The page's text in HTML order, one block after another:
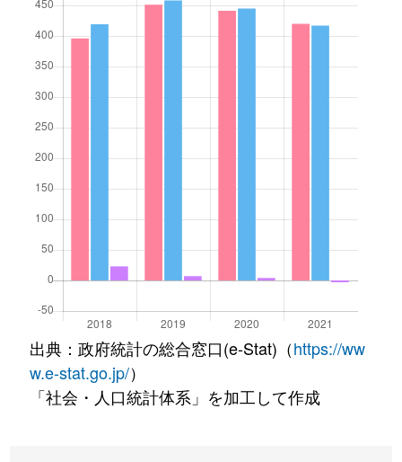
出典：政府統計の総合窓口(e-Stat)（https://ww
w.e-stat.go.jp/）
「社会・人口統計体系」を加工して作成